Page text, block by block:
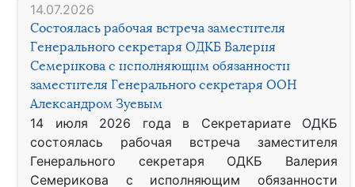
14.07.2026
Состоялась рабочая встреча заместителя
Генерального секретаря ОДКБ Валерия
Семерикова с исполняющим обязанности
заместителя Генерального секретаря ООН
Александром Зуевым
14 июля 2026 года в Секретариате ОДКБ
состоялась рабочая встреча заместителя
Генерального секретаря ОДКБ Валерия
Семерикова с исполняющим обязанности